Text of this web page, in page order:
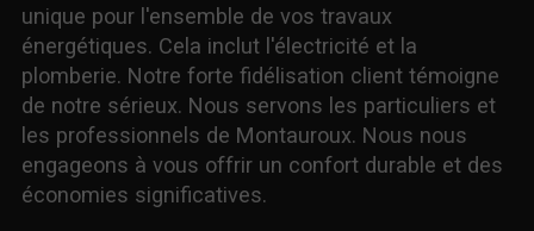
unique pour l'ensemble de vos travaux
énergétiques. Cela inclut l'électricité et la
plomberie. Notre forte fidélisation client témoigne
de notre sérieux. Nous servons les particuliers et
les professionnels de Montauroux. Nous nous
engageons à vous offrir un confort durable et des
économies significatives.